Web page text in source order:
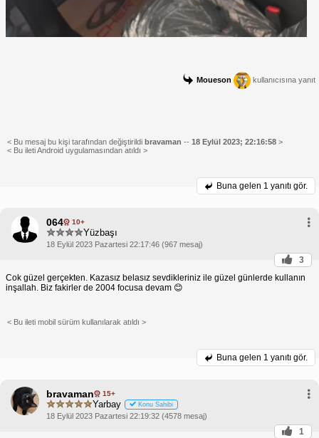
Moueson kullanıcısına yanıt
< Bu mesaj bu kişi tarafından değiştirildi bravaman -- 18 Eylül 2023; 22:16:58 >
< Bu ileti Android uygulamasından atıldı >
Buna gelen 1 yanıtı gör.
064 10+
Yüzbaşı
18 Eylül 2023 Pazartesi 22:17:46 (967 mesaj)
3
Cok güzel gerçekten. Kazasız belasız sevdikleriniz ile güzel günlerde kullanın
inşallah. Biz fakirler de 2004 focusa devam 😊
< Bu ileti mobil sürüm kullanılarak atıldı >
Buna gelen 1 yanıtı gör.
bravaman 15+
Yarbay Konu Sahibi
18 Eylül 2023 Pazartesi 22:19:32 (4578 mesaj)
1